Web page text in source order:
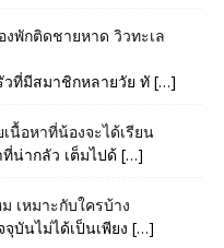
พักติดชายหาด วิวทะเล
วที่มีสมาชิกหลายวัย ทั […]
นื้อหาที่น้องจะได้เรียน
น่ากลัว เต็มไปด้ […]
เหมาะกับใครบ้าง
บันไม่ได้เป็นเพียง […]